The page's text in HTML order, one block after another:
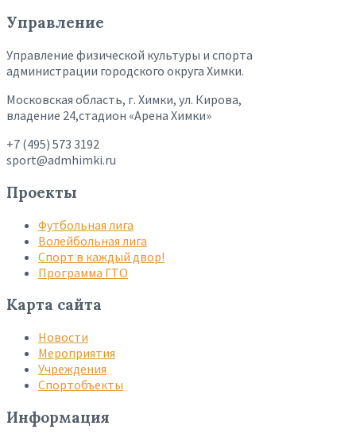
Управление
Управление физической культуры и спорта
администрации городского округа Химки.
Московская область, г. Химки, ул. Кирова,
владение 24,стадион «Арена Химки»
+7 (495) 573 3192
sport@admhimki.ru
Проекты
Футбольная лига
Волейбольная лига
Спорт в каждый двор!
Программа ГТО
Карта сайта
Новости
Мероприятия
Учреждения
Спортобъекты
Информация